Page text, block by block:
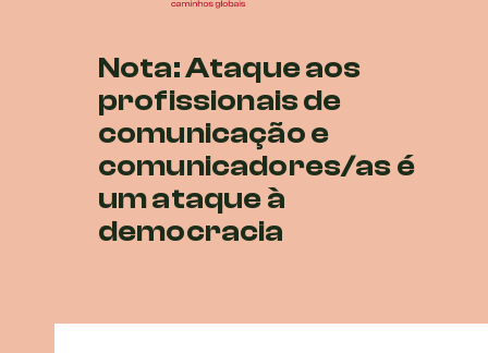
Nota: Ataque aos
profissionais de
comunicação e
comunicadores/as é
um ataque à
democracia